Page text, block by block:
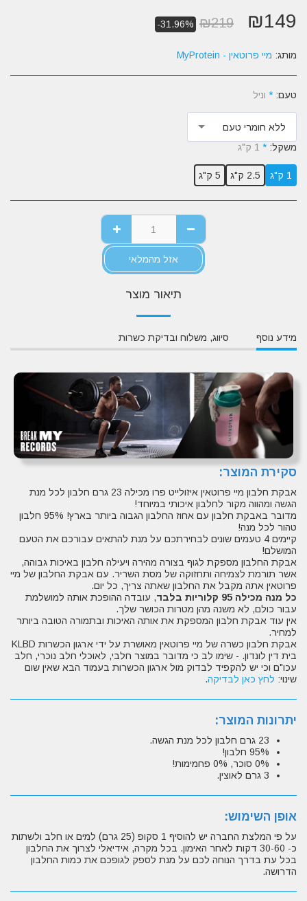
₪149
₪219
-31.96%
מותג: מיי פרוטאין - MyProtein
טעם: * וניל
ללא חומרי טעם
משקל: * 1 ק"ג
1 ק"ג 2.5 ק"ג 5 ק"ג
אזל מהמלאי
תיאור מוצר
מידע נוסף סיווג, משלוח ובדיקת כשרות
סקירת המוצר:
אבקת חלבון מיי פרוטאין איזולייט פרו מכילה 23 גרם חלבון לכל מנת
הגשה ומהווה מקור לחלבון איכותי במיוחד!
מדובר באבקת חלבון עם אחוז החלבון הגבוה ביותר בארץ! 95% חלבון
טהור לכל מנה!
קיימים 4 טעמים שונים לבחירתכם על מנת להתאים עבורכם את הטעם
המושלם!
אבקת החלבון מספקת לגוף בצורה מהירה ויעילה חלבון באיכות גבוהה,
אשר תורמת לצמיחה ותחזוקה של מסת השריר. עם אבקת החלבון של מיי
פרוטאין אתה מקבל את החלבון שאתה צריך, כל יום.
כל מנה מכילה 95 קלוריות בלבד
, עובדה ההופכת אותה למושלמת
עבור כולם, לא משנה מהן מטרות הכושר שלך.
אין עוד אבקת חלבון המספקת את אותה האיכות ובתמורה הטובה ביותר
למחיר.
אבקת חלבון כשרה של מיי פרוטאין מאושרת על ידי ארגון הכשרות KLBD
בית דין לונדון. - שימו לב כי מדובר במוצר חלבי, לאוכלי חלב נוכרי, חלב
עכו"ם וכי יש להקפיד לבדוק מול ארגון הכשרות בעמוד הבא שאין שום
שינוי: לחץ כאן לבדיקה.
יתרונות המוצר:
23 גרם חלבון לכל מנת הגשה.
95% חלבון!
0% סוכר, 0% פחמימות!
3 גרם לאוצין.
אופן השימוש:
על פי המלצת החברה יש להוסיף 1 סקופ (25 גרם) למים או חלב ולשתות
כ- 30-60 דקות לאחר האימון. בכל מקרה, אידיאלי לצרוך את החלבון
בכל עת בדרך הנוחה לכם על מנת לספק לגופכם את כמות החלבון
הדרושה.